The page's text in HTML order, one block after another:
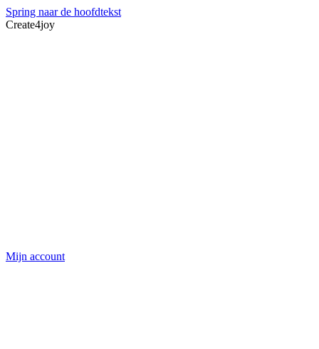
Spring naar de hoofdtekst
Create4joy
Mijn account